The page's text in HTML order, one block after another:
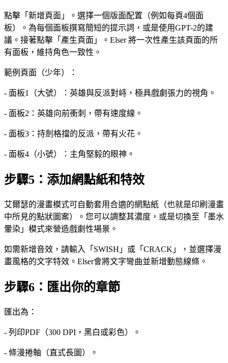
點擊「新增頁面」。選擇一個版面配置（例如每頁4個面
板）。為每個面板撰寫簡短的提示詞，或是使用GPT-2的建
議。接著點擊「產生頁面」。Elser 將一次性產生該頁面的所
有面板，維持角色一致性。
範例頁面（少年）：
- 面板1（大號）：英雄與反派對峙，極具戲劇張力的視角。
- 面板2：英雄向前衝刺，帶有速度線。
- 面板3：持劍格擋的反派，帶有火花。
- 面板4（小號）：主角堅毅的眼神。
步驟5：添加網點紙和特效
艾爾瑟的漫畫模式可自動套用合適的網點紙（也就是印刷漫畫
中所見的點狀圖案）。您可以調整其濃度，或是切換至「墨水
暈染」模式來營造戲劇性場景。
如需新增音效，請輸入「SWISH」或「CRACK」，並選擇漫
畫風格的文字特效。Elser會將文字彎曲並新增動態線條。
步驟6：匯出你的章節
匯出為：
- 列印PDF（300 DPI，黑白或彩色）。
- 條漫捲軸（直式長圖）。